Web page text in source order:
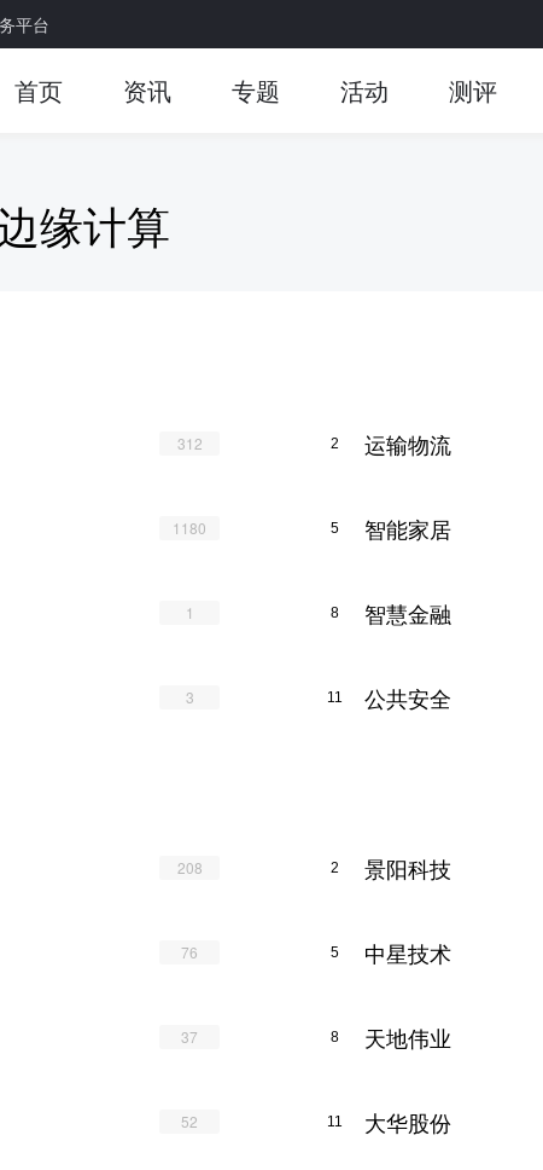
平台
首页 资讯 专题 活动 测评
缘计算
312 2 运输物流
1180 5 智能家居
1 8 智慧金融
3 11 公共安全
208 2 景阳科技
76 5 中星技术
37 8 天地伟业
52 11 大华股份